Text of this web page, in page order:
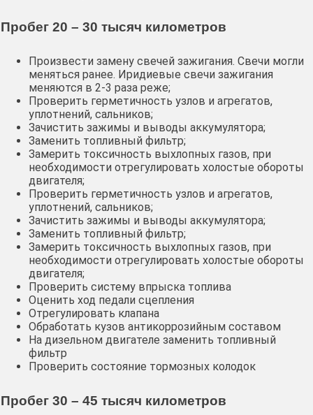
Пробег 20 – 30 тысяч километров
Произвести замену свечей зажигания. Свечи могли
меняться ранее. Иридиевые свечи зажигания
меняются в 2-3 раза реже;
Проверить герметичность узлов и агрегатов,
уплотнений, сальников;
Зачистить зажимы и выводы аккумулятора;
Заменить топливный фильтр;
Замерить токсичность выхлопных газов, при
необходимости отрегулировать холостые обороты
двигателя;
Проверить герметичность узлов и агрегатов,
уплотнений, сальников;
Зачистить зажимы и выводы аккумулятора;
Заменить топливный фильтр;
Замерить токсичность выхлопных газов, при
необходимости отрегулировать холостые обороты
двигателя;
Проверить систему впрыска топлива
Оценить ход педали сцепления
Отрегулировать клапана
Обработать кузов антикоррозийным составом
На дизельном двигателе заменить топливный
фильтр
Проверить состояние тормозных колодок
Пробег 30 – 45 тысяч километров